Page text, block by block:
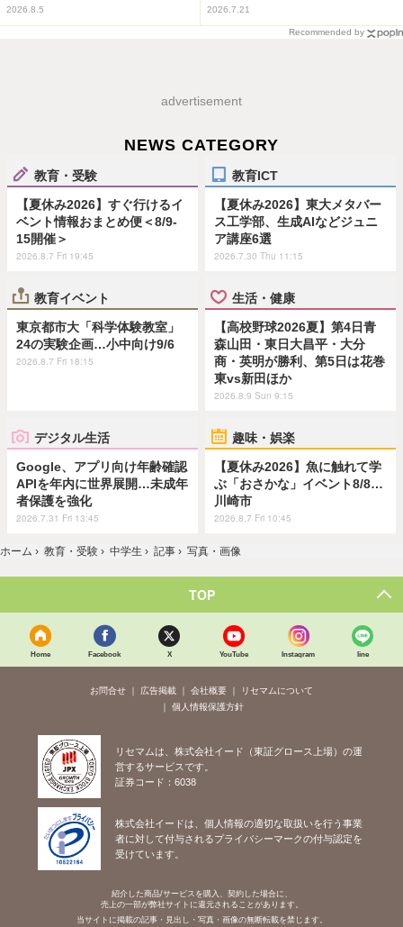
2026.8.5 2026.7.21
Recommended by
advertisement
NEWS CATEGORY
教育・受験
【夏休み2026】すぐ行けるイ
ベント情報おまとめ便＜8/9-
15開催＞
2026.8.7 Fri 19:45
教育ICT
【夏休み2026】東大メタバー
ス工学部、生成AIなどジュニ
ア講座6選
2026.7.30 Thu 11:15
教育イベント
東京都市大「科学体験教室」
24の実験企画…小中向け9/6
2026.8.7 Fri 18:15
生活・健康
【高校野球2026夏】第4日青
森山田・東日大昌平・大分
商・英明が勝利、第5日は花巻
東vs新田ほか
2026.8.9 Sun 9:15
デジタル生活
Google、アプリ向け年齢確認
APIを年内に世界展開…未成年
者保護を強化
2026.7.31 Fri 13:45
趣味・娯楽
【夏休み2026】魚に触れて学
ぶ「おさかな」イベント8/8…
川崎市
2026.8.7 Fri 10:45
ホーム › 教育・受験 › 中学生 › 記事 › 写真・画像
TOP
Home Facebook X YouTube Instagram line
お問合せ 広告掲載 会社概要
リセマムについて
個人情報保護方針
リセマムは、株式会社イード（東証グロース上場）の運
営するサービスです。
証券コード：6038
株式会社イードは、個人情報の適切な取扱いを行う事業
者に対して付与されるプライバシーマークの付与認定を
受けています。
紹介した商品/サービスを購入、契約した場合に、
売上の一部が弊社サイトに還元されることがあります。
当サイトに掲載の記事・見出し・写真・画像の無断転載を禁じます。